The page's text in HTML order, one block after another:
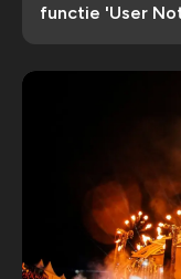
functie 'User